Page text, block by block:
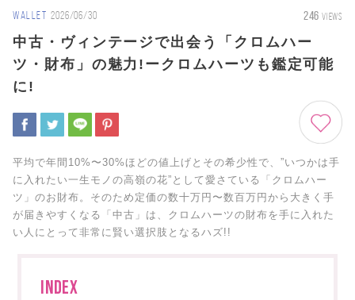
WALLET 2026/06/30 246 VIEWS
中古・ヴィンテージで出会う「クロムハー
ツ・財布」の魅力!ークロムハーツも鑑定可能
に!
平均で年間10%〜30%ほどの値上げとその希少性で、”いつかは手
に入れたい一生モノの高嶺の花”として愛さている「クロムハー
ツ」のお財布。そのため定価の数十万円〜数百万円から大きく手
が届きやすくなる「中古」は、クロムハーツの財布を手に入れた
い人にとって非常に賢い選択肢となるハズ!!
INDEX